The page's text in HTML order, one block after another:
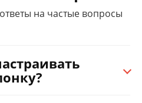
на частые вопросы